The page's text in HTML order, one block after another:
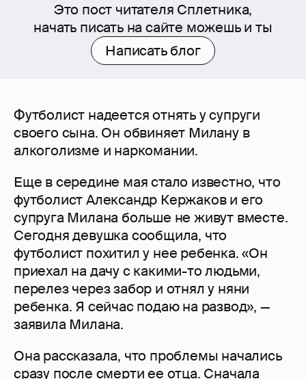
Это пост читателя Сплетника,
начать писать на сайте можешь и ты
Написать блог
Футболист надеется отнять у супруги
своего сына. Он обвиняет Милану в
алкоголизме и наркомании.
Еще в середине мая стало известно, что
футболист Александр Кержаков и его
супруга Милана больше не живут вместе.
Сегодня девушка сообщила, что
футболист похитил у нее ребенка. «Он
приехал на дачу с какими-то людьми,
перелез через забор и отнял у няни
ребенка. Я сейчас подаю на развод», —
заявила Милана.
Она рассказала, что проблемы начались
сразу после смерти ее отца. Сначала